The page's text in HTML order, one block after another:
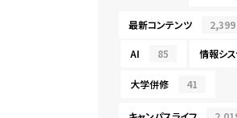
最新コンテンツ 2,399
AI 85 情報シ
大学併修 41